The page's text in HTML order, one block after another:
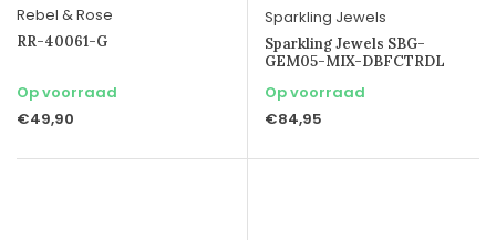
Rebel & Rose
RR-40061-G
Op voorraad
€49,90
Sparkling Jewels
Sparkling Jewels SBG-
GEM05-MIX-DBFCTRDL
Op voorraad
€84,95